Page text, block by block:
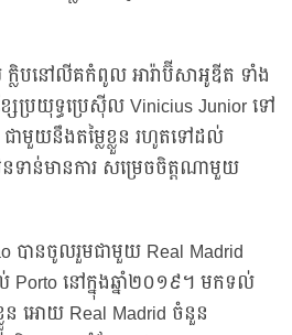
លិបនៅលីគកំពូល អារ៉ាប៊ីសាអូឌីត ទាំង
ែប្រយុទ្ធប្រេស៊ីល Vinicius Junior ទៅ
ាមួយនឹងតម្លៃខ្លួន រហូតទៅដល់
ាន់មានការ សម្រេចចិត្តណាមួយ
បានចូលរួមជាមួយ Real Madrid
Porto នៅក្នុងឆ្នាំ២០១៩។ មកទល់
លួន អោយ Real Madrid ចំនួន